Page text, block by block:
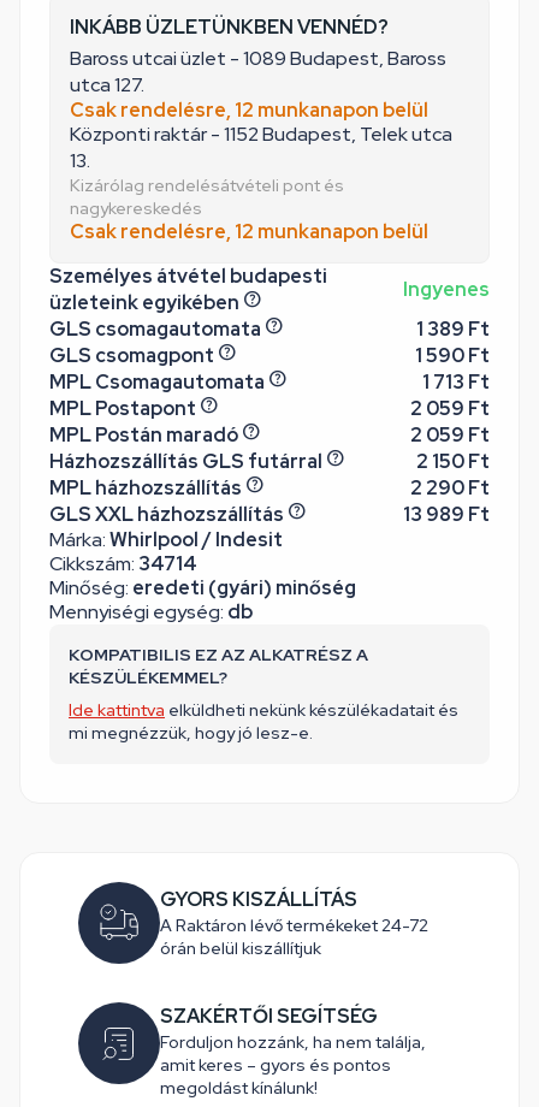
Márka:Whirlpool / Indesit
Cikkszám: 34714
Minőség: eredeti (gyári) minőség
Mennyiségi egység: db
INKÁBB ÜZLETÜNKBEN VENNÉD?
Baross utcai üzlet - 1089 Budapest, Baross
utca 127.
Csak rendelésre, 12 munkanapon belül
Központi raktár - 1152 Budapest, Telek utca
13.
Kizárólag rendelésátvételi pont és
nagykereskedés
Csak rendelésre, 12 munkanapon belül
Személyes átvétel budapesti
üzleteink egyikében
Ingyenes
GLS csomagautomata
1 389 Ft
GLS csomagpont
1 590 Ft
MPL Csomagautomata
1 713 Ft
MPL Postapont
2 059 Ft
MPL Postán maradó
2 059 Ft
Házhozszállítás GLS futárral
2 150 Ft
MPL házhozszállítás
2 290 Ft
GLS XXL házhozszállítás
13 989 Ft
KOMPATIBILIS EZ AZ ALKATRÉSZ A
KÉSZÜLÉKEMMEL?
Ide kattintva elküldheti nekünk készülékadatait és
mi megnézzük, hogy jó lesz-e.
GYORS KISZÁLLÍTÁS
A Raktáron lévő termékeket 24-72
órán belül kiszállítjuk
SZAKÉRTŐI SEGÍTSÉG
Forduljon hozzánk, ha nem találja,
amit keres – gyors és pontos
megoldást kínálunk!